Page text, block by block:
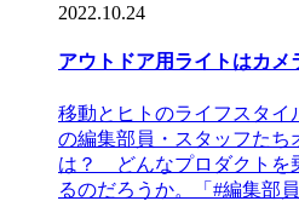
2022.10.24
アウトドア用ライトはカメ
移動とヒトのライフスタイ
の編集部員・スタッフたち
は？ どんなプロダクトを
るのだろうか。「#編集部